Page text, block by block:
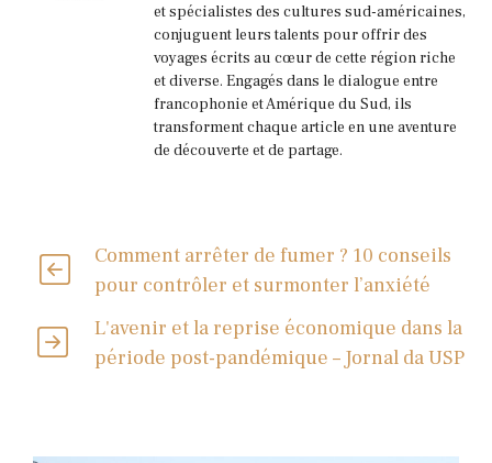
et spécialistes des cultures sud-américaines,
conjuguent leurs talents pour offrir des
voyages écrits au cœur de cette région riche
et diverse. Engagés dans le dialogue entre
francophonie et Amérique du Sud, ils
transforment chaque article en une aventure
de découverte et de partage.
Comment arrêter de fumer ? 10 conseils
pour contrôler et surmonter l’anxiété
L'avenir et la reprise économique dans la
période post-pandémique – Jornal da USP